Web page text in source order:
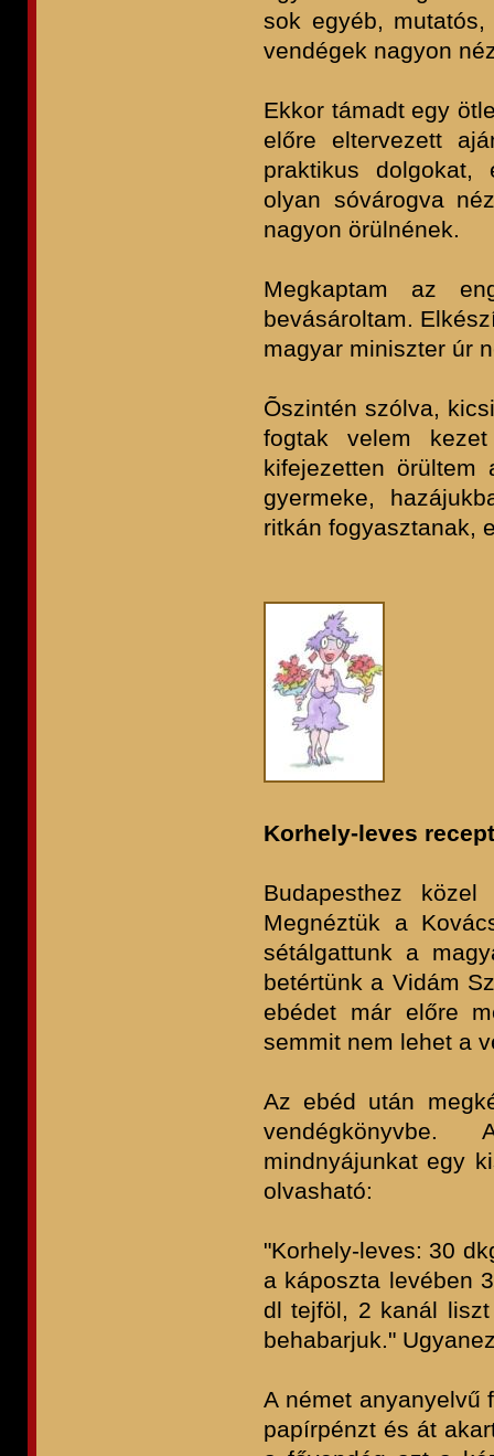
sok egyéb,
vendégek nagyon
Ekkor támadt egy
előre eltervezett
praktikus dolgokat,
olyan sóvárogva
nagyon örülnének.
Megkaptam az
bevásároltam.
magyar miniszter úr
Õszintén szólva,
fogtak velem
kifejezetten
gyermeke,
ritkán fogyasztanak,
Korhely-leves recept
Budapesthez
Megnéztük a
sétálgattunk a
betértünk a Vidám
ebédet már előre
semmit nem lehet a
Az ebéd után
vendégkönyvbe.
mindnyájunkat egy
olvasható:
"Korhely-leves: 30
a káposzta levében
dl tejföl, 2 kanál
behabarjuk."
A német anyanyelvű
papírpénzt és át